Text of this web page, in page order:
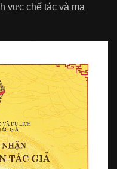
vực chế tác và mạ